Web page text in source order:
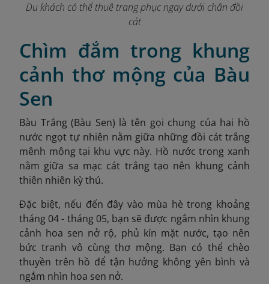
Du khách có thể thuê trang phục ngay dưới chân đồi
cát
Chìm đắm trong khung
cảnh thơ mộng của Bàu
Sen
Bàu Trắng (Bàu Sen) là tên gọi chung của hai hồ
nước ngọt tự nhiên nằm giữa những đồi cát trắng
mênh mông tại khu vực này. Hồ nước trong xanh
nằm giữa sa mạc cát trắng tạo nên khung cảnh
thiên nhiên kỳ thú.
Đặc biệt, nếu đến đây vào mùa hè trong khoảng
tháng 04 - tháng 05, bạn sẽ được ngắm nhìn khung
cảnh hoa sen nở rộ, phủ kín mặt nước, tạo nên
bức tranh vô cùng thơ mộng. Bạn có thể chèo
thuyền trên hồ để tận hưởng không yên bình và
ngắm nhìn hoa sen nở.